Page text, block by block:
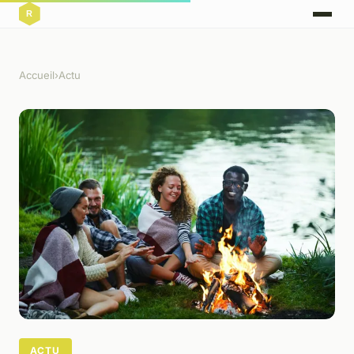
Accueil›Actu
ACTU